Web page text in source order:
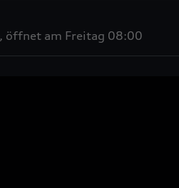
, öffnet am Freitag 08:00